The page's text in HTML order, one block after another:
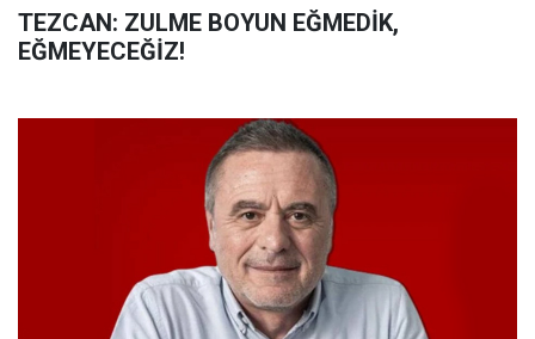
TEZCAN: ZULME BOYUN EĞMEDİK,
EĞMEYECEĞİZ!